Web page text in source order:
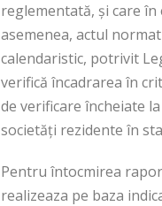
reglementată, şi care
asemenea, actul
calendaristic, potrivit
verifică încadrarea în
de verificare încheiate
societăţi rezidente în
Pentru întocmirea
realizeaza pe baza